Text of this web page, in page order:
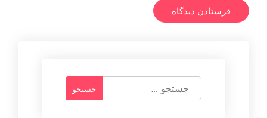
س